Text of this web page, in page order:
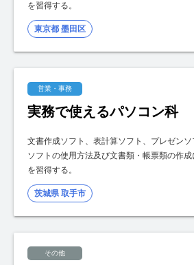
を習得する。
東京都 墨田区
営業・事務
実務で使えるパソコン科
文書作成ソフト、表計算ソフト、プレゼン
ソフトの使用方法及び文書類・帳票類の作
を習得する。
茨城県 取手市
その他